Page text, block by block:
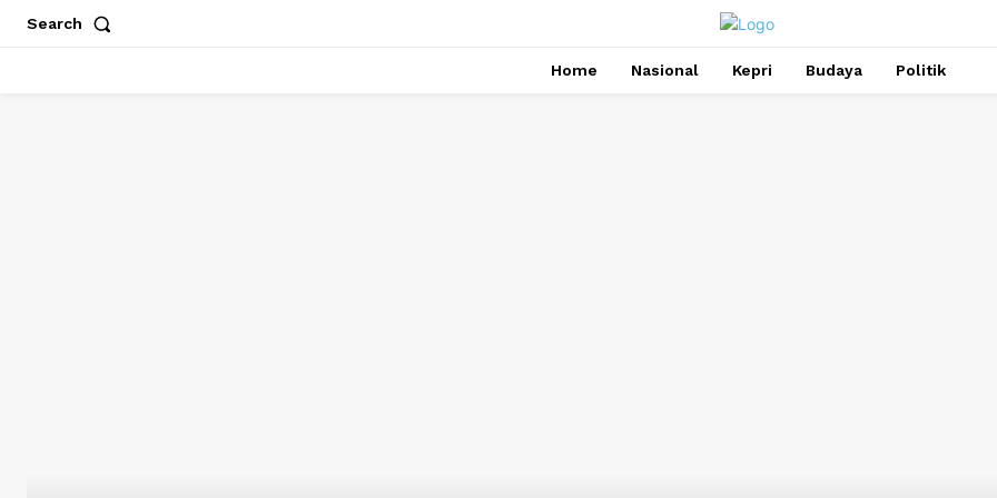
Search
Home Nasional Kepri Budaya Politik